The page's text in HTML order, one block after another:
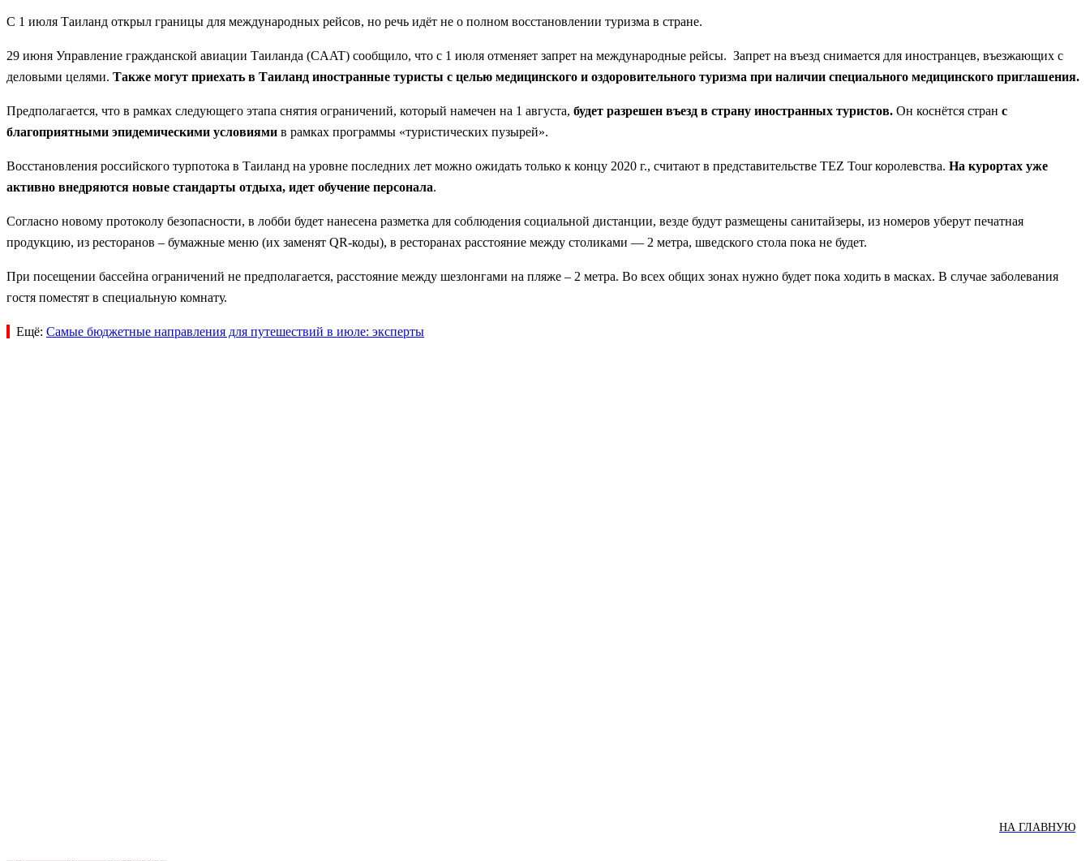
С 1 июля Таиланд открыл границы для международных рейсов, но речь идёт не о полном восстановлении туризма в стране.
29 июня Управление гражданской авиации Таиланда (CAAT) сообщило, что с 1 июля отменяет запрет на международные рейсы. Запрет на въезд снимается для иностранцев, въезжающих с
деловыми целями. Также могут приехать в Таиланд иностранные туристы с целью медицинского и оздоровительного туризма при наличии специального медицинского приглашения.
Предполагается, что в рамках следующего этапа снятия ограничений, который намечен на 1 августа, будет разрешен въезд в страну иностранных туристов. Он коснётся стран с
благоприятными эпидемическими условиями в рамках программы «туристических пузырей».
Восстановления российского турпотока в Таиланд на уровне последних лет можно ожидать только к концу 2020 г., считают в представительстве TEZ Tour королевства. На курортах уже
активно внедряются новые стандарты отдыха, идет обучение персонала.
Согласно новому протоколу безопасности, в лобби будет нанесена разметка для соблюдения социальной дистанции, везде будут размещены санитайзеры, из номеров уберут печатная
продукцию, из ресторанов – бумажные меню (их заменят QR-коды), в ресторанах расстояние между столиками — 2 метра, шведского стола пока не будет.
При посещении бассейна ограничений не предполагается, расстояние между шезлонгами на пляже – 2 метра. Во всех общих зонах нужно будет пока ходить в масках. В случае заболевания
гостя поместят в специальную комнату.
Ещё: Самые бюджетные направления для путешествий в июле: эксперты
НА ГЛАВНУЮ